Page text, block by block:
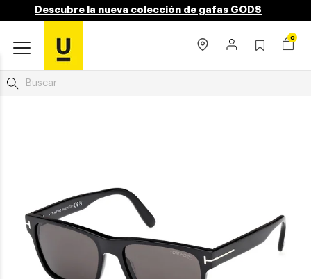
Descubre la nueva colección de gafas GODS
0